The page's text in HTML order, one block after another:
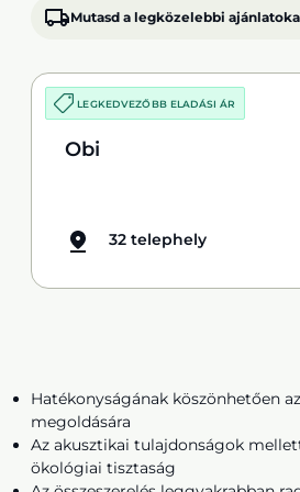
Mutasd a legközelebbi
LEGKEDVEZŐBB ELADÁSI ÁR
Obi
32 telephely
Hatékonyságának köszönhetően
megoldására
Az akusztikai tulajdonságok
ökológiai tisztaság